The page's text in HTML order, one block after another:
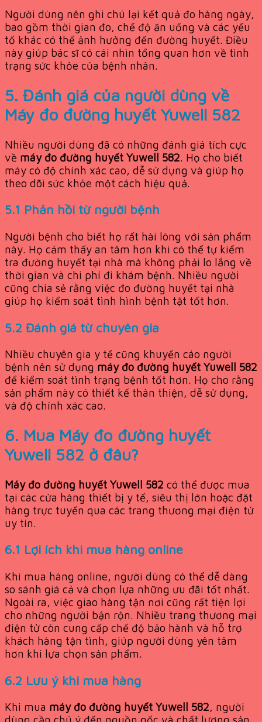
Người dùng nên ghi chú lại kết quả đo hàng ngày,
bao gồm thời gian đo, chế độ ăn uống và các yếu
tố khác có thể ảnh hưởng đến đường huyết. Điều
này giúp bác sĩ có cái nhìn tổng quan hơn về tình
trạng sức khỏe của bệnh nhân.
5. Đánh giá của người dùng về
Máy đo đường huyết Yuwell 582
Nhiều người dùng đã có những đánh giá tích cực
về máy đo đường huyết Yuwell 582. Họ cho biết
máy có độ chính xác cao, dễ sử dụng và giúp họ
theo dõi sức khỏe một cách hiệu quả.
5.1 Phản hồi từ người bệnh
Người bệnh cho biết họ rất hài lòng với sản phẩm
này. Họ cảm thấy an tâm hơn khi có thể tự kiểm
tra đường huyết tại nhà mà không phải lo lắng về
thời gian và chi phí đi khám bệnh. Nhiều người
cũng chia sẻ rằng việc đo đường huyết tại nhà
giúp họ kiểm soát tình hình bệnh tật tốt hơn.
5.2 Đánh giá từ chuyên gia
Nhiều chuyên gia y tế cũng khuyến cáo người
bệnh nên sử dụng máy đo đường huyết Yuwell 582
để kiểm soát tình trạng bệnh tốt hơn. Họ cho rằng
sản phẩm này có thiết kế thân thiện, dễ sử dụng,
và độ chính xác cao.
6. Mua Máy đo đường huyết
Yuwell 582 ở đâu?
Máy đo đường huyết Yuwell 582 có thể được mua
tại các cửa hàng thiết bị y tế, siêu thị lớn hoặc đặt
hàng trực tuyến qua các trang thương mại điện tử
uy tín.
6.1 Lợi ích khi mua hàng online
Khi mua hàng online, người dùng có thể dễ dàng
so sánh giá cả và chọn lựa những ưu đãi tốt nhất.
Ngoài ra, việc giao hàng tận nơi cũng rất tiện lợi
cho những người bận rộn. Nhiều trang thương mại
điện tử còn cung cấp chế độ bảo hành và hỗ trợ
khách hàng tận tình, giúp người dùng yên tâm
hơn khi lựa chọn sản phẩm.
6.2 Lưu ý khi mua hàng
Khi mua máy đo đường huyết Yuwell 582, người